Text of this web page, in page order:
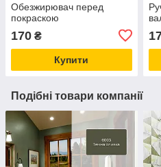
Обезжирювач перед
покраскою
170 ₴
Купити
Подібні товари компанії